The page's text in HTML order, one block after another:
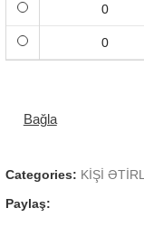
Bağla
Categories: KİŞİ
Paylaş: